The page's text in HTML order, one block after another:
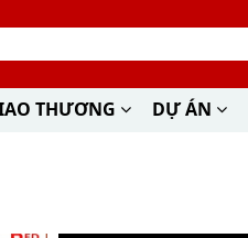
THƯƠNG DỰ ÁN